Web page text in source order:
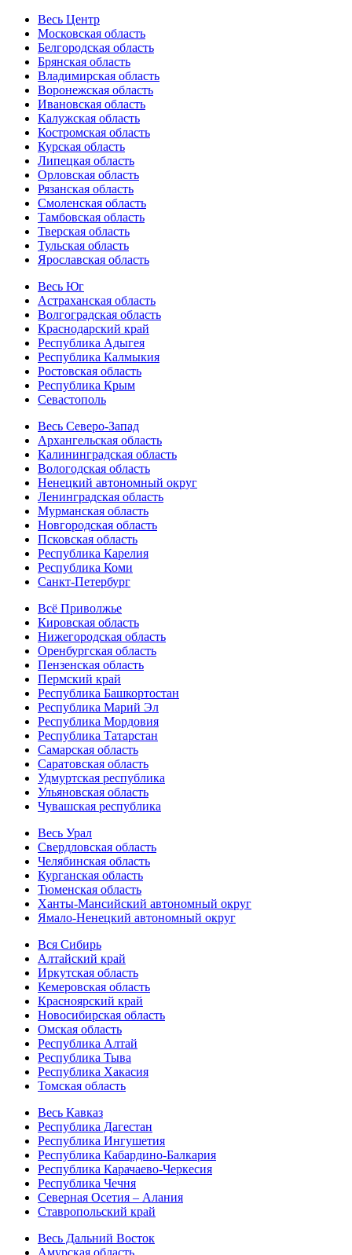
Весь Центр
Московская область
Белгородская область
Брянская область
Владимирская область
Воронежская область
Ивановская область
Калужская область
Костромская область
Курская область
Липецкая область
Орловская область
Рязанская область
Смоленская область
Тамбовская область
Тверская область
Тульская область
Ярославская область
Весь Юг
Астраханская область
Волгоградская область
Краснодарский край
Республика Адыгея
Республика Калмыкия
Ростовская область
Республика Крым
Севастополь
Весь Северо-Запад
Архангельская область
Калининградская область
Вологодская область
Ненецкий автономный округ
Ленинградская область
Мурманская область
Новгородская область
Псковская область
Республика Карелия
Республика Коми
Санкт-Петербург
Всё Приволжье
Кировская область
Нижегородская область
Оренбургская область
Пензенская область
Пермский край
Республика Башкортостан
Республика Марий Эл
Республика Мордовия
Республика Татарстан
Самарская область
Саратовская область
Удмуртская республика
Ульяновская область
Чувашская республика
Весь Урал
Свердловская область
Челябинская область
Курганская область
Тюменская область
Ханты-Мансийский автономный округ
Ямало-Ненецкий автономный округ
Вся Сибирь
Алтайский край
Иркутская область
Кемеровская область
Красноярский край
Новосибирская область
Омская область
Республика Алтай
Республика Тыва
Республика Хакасия
Томская область
Весь Кавказ
Республика Дагестан
Республика Ингушетия
Республика Кабардино-Балкария
Республика Карачаево-Черкесия
Республика Чечня
Северная Осетия – Алания
Ставропольский край
Весь Дальний Восток
Амурская область